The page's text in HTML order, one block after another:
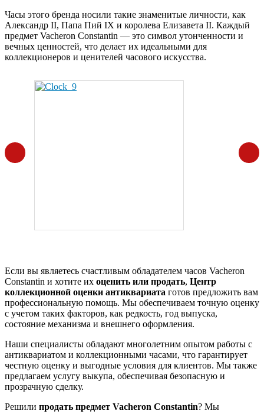
Часы этого бренда носили такие знаменитые личности, как
Александр II, Папа Пий IX и королева Елизавета II. Каждый
предмет Vacheron Constantin — это символ утонченности и
вечных ценностей, что делает их идеальными для
коллекционеров и ценителей часового искусства.
Если вы являетесь счастливым обладателем часов Vacheron
Constantin и хотите их оценить или продать, Центр
коллекционной оценки антиквариата готов предложить вам
профессиональную помощь. Мы обеспечиваем точную оценку
с учетом таких факторов, как редкость, год выпуска,
состояние механизма и внешнего оформления.
Наши специалисты обладают многолетним опытом работы с
антиквариатом и коллекционными часами, что гарантирует
честную оценку и выгодные условия для клиентов. Мы также
предлагаем услугу выкупа, обеспечивая безопасную и
прозрачную сделку.
Решили продать предмет Vacheron Constantin? Мы